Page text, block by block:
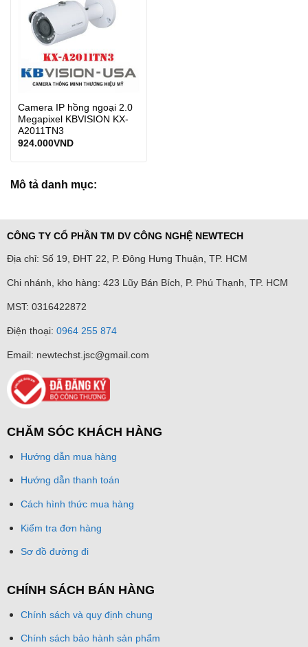
Camera IP hồng ngoại 2.0
Megapixel KBVISION KX-
A2011TN3
924.000VND
Mô tả danh mục:
CÔNG TY CỔ PHẦN TM DV CÔNG NGHỆ NEWTECH
Địa chỉ: Số 19, ĐHT 22, P. Đông Hưng Thuận, TP. HCM
Chi nhánh, kho hàng: 423 Lũy Bán Bích, P. Phú Thạnh, TP. HCM
MST: 0316422872
Điện thoại: 0964 255 874
Email: newtechst.jsc@gmail.com
CHĂM SÓC KHÁCH HÀNG
Hướng dẫn mua hàng
Hướng dẫn thanh toán
Cách hình thức mua hàng
Kiểm tra đơn hàng
Sơ đồ đường đi
CHÍNH SÁCH BÁN HÀNG
Chính sách và quy định chung
Chính sách bảo hành sản phẩm